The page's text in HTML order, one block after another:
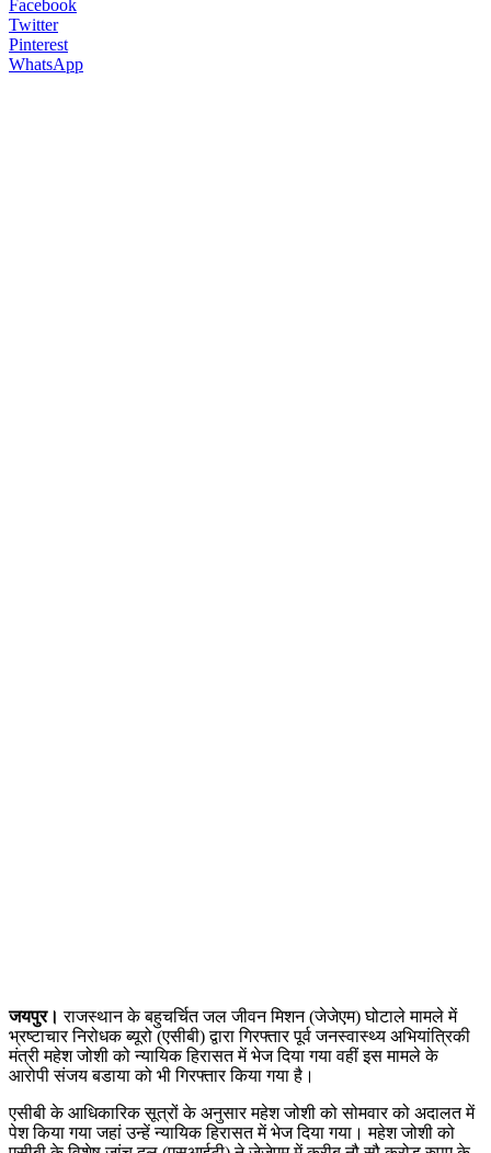
Facebook
Twitter
Pinterest
WhatsApp
जयपुर। राजस्थान के बहुचर्चित जल जीवन मिशन (जेजेएम) घोटाले मामले में
भ्रष्टाचार निरोधक ब्यूरो (एसीबी) द्वारा गिरफ्तार पूर्व जनस्वास्थ्य अभियांत्रिकी
मंत्री महेश जोशी को न्यायिक हिरासत में भेज दिया गया वहीं इस मामले के
आरोपी संजय बडाया को भी गिरफ्तार किया गया है।
एसीबी के आधिकारिक सूत्रों के अनुसार महेश जोशी को सोमवार को अदालत में
पेश किया गया जहां उन्हें न्यायिक हिरासत में भेज दिया गया। महेश जोशी को